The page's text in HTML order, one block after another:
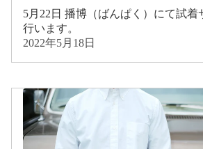
5月22日 播博（ばんぱく）にて試着
行います。
2022年5月18日